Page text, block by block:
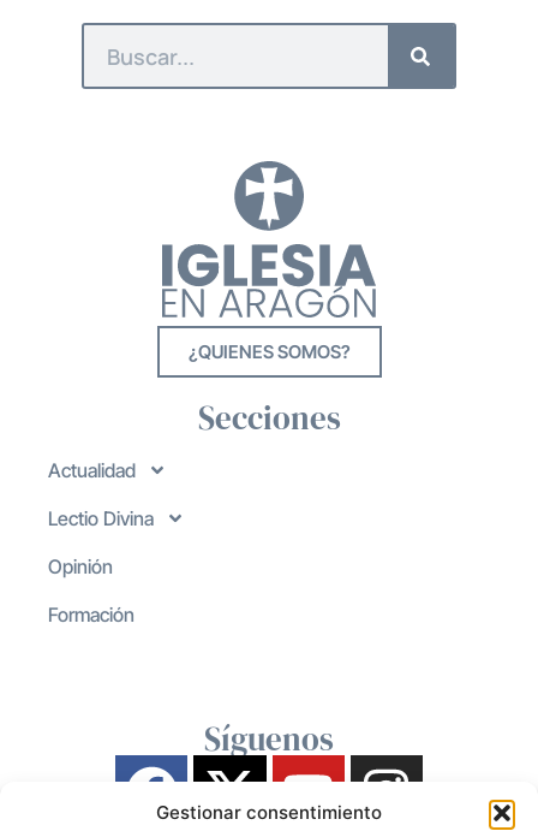
Gestionar consentimiento
¿QUIENES SOMOS?
Secciones
Actualidad
Lectio Divina
Opinión
Formación
Síguenos